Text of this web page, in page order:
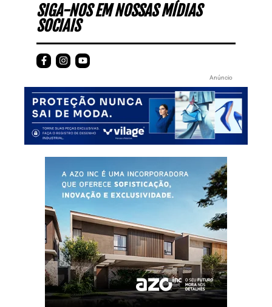
SIGA-NOS EM NOSSAS MÍDIAS
SOCIAIS
Anúncio